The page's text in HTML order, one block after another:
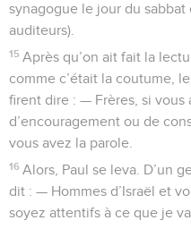
synagogue le jour du
auditeurs).
15 Après qu’on ait fait la
comme c’était la coutume,
firent dire : — Frères, si vous
d’encouragement ou de
vous avez la parole.
16 Alors, Paul se leva. D’un
dit : — Hommes d’Israël et
soyez attentifs à ce que je